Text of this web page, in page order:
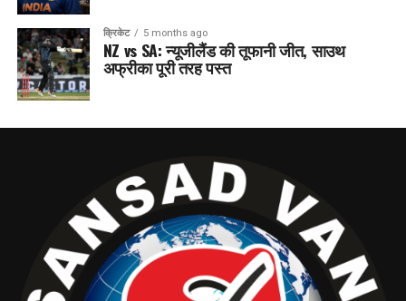
क्रिकेट 5 months ago
NZ vs SA: न्यूजीलैंड की तूफानी जीत, साउथ
अफ्रीका पूरी तरह पस्त